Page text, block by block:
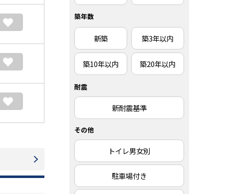
築年数
新築 築3年以内
築10年以内 築20年以内
耐震
新耐震基準
その他
トイレ男女別
駐車場付き